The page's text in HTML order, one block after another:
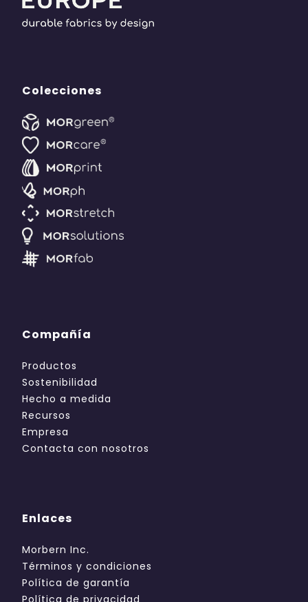
Colecciones
Compañía
Productos
Sostenibilidad
Hecho a medida
Recursos
Empresa
Contacta con nosotros
Enlaces
Morbern Inc.
Términos y condiciones
Política de garantía